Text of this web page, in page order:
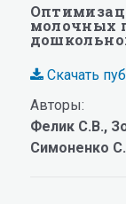
молочных
Скачать
Авторы:
Фелик С.В.,
Симоненко